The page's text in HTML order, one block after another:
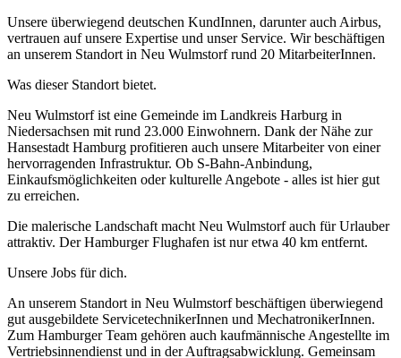
Unsere überwiegend deutschen KundInnen, darunter auch Airbus,
vertrauen auf unsere Expertise und unser Service. Wir beschäftigen
an unserem Standort in Neu Wulmstorf rund 20 MitarbeiterInnen.
Was dieser Standort bietet.
Neu Wulmstorf ist eine Gemeinde im Landkreis Harburg in
Niedersachsen mit rund 23.000 Einwohnern. Dank der Nähe zur
Hansestadt Hamburg profitieren auch unsere Mitarbeiter von einer
hervorragenden Infrastruktur. Ob S-Bahn-Anbindung,
Einkaufsmöglichkeiten oder kulturelle Angebote - alles ist hier gut
zu erreichen.
Die malerische Landschaft macht Neu Wulmstorf auch für Urlauber
attraktiv. Der Hamburger Flughafen ist nur etwa 40 km entfernt.
Unsere Jobs für dich.
An unserem Standort in Neu Wulmstorf beschäftigen überwiegend
gut ausgebildete ServicetechnikerInnen und MechatronikerInnen.
Zum Hamburger Team gehören auch kaufmännische Angestellte im
Vertriebsinnendienst und in der Auftragsabwicklung. Gemeinsam